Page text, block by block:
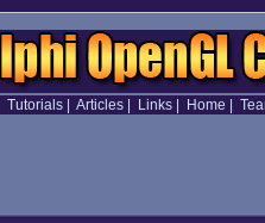
Tutorials| Articles| Links| Home